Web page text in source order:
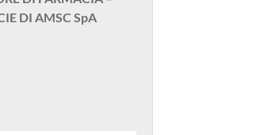
DI AMSC SpA